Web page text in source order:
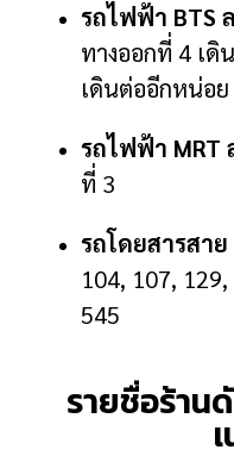
รถไฟฟ้า BTS
ทางออกที่ 4 เดิ
เดินต่ออีกหน่อย
รถไฟฟ้า MRT
ที่ 3
รถโดยสารสาย
104, 107,
545
รายชื่อร้าน